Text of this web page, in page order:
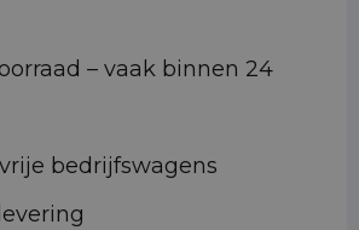
– vaak binnen 24
bedrijfswagens